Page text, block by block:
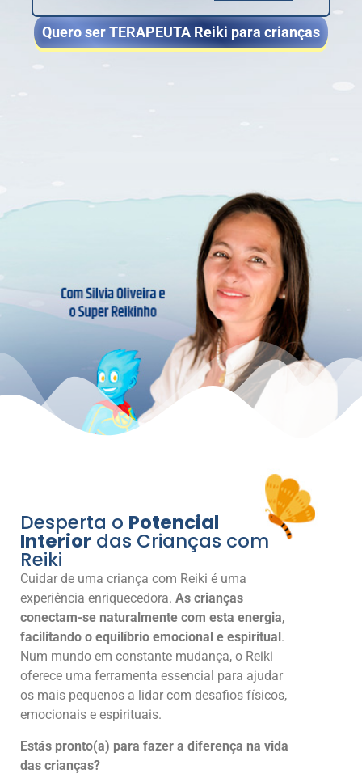
Quero ser TERAPEUTA Reiki para crianças
Desperta o Potencial
Interior das Crianças com
Reiki
Cuidar de uma criança com Reiki é uma
experiência enriquecedora. As crianças
conectam-se naturalmente com esta energia,
facilitando o equilíbrio emocional e espiritual .
Num mundo em constante mudança, o Reiki
oferece uma ferramenta essencial para ajudar
os mais pequenos a lidar com desafios físicos,
emocionais e espirituais.
Estás pronto(a) para fazer a diferença na vida
das crianças?